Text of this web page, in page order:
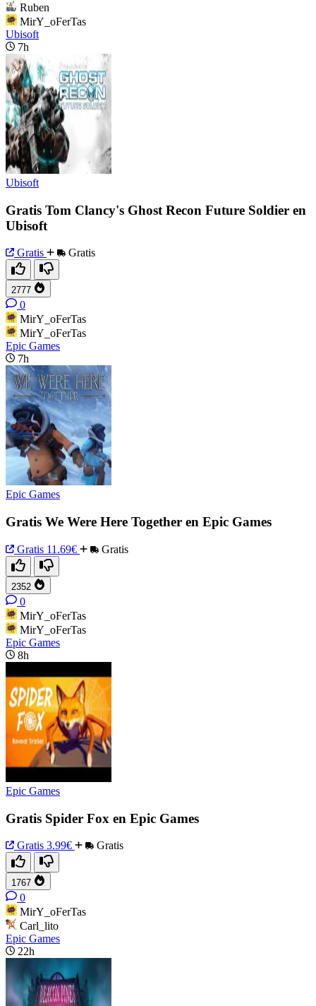
Ruben
MirY_oFerTas
Ubisoft
7h
Ubisoft
Gratis Tom Clancy's Ghost Recon Future Soldier en
Ubisoft
Gratis Gratis
2777
0
MirY_oFerTas
MirY_oFerTas
Epic Games
7h
Epic Games
Gratis We Were Here Together en Epic Games
Gratis 11.69€ Gratis
2352
0
MirY_oFerTas
MirY_oFerTas
Epic Games
8h
Epic Games
Gratis Spider Fox en Epic Games
Gratis 3.99€ Gratis
1767
0
MirY_oFerTas
Carl_lito
Epic Games
22h